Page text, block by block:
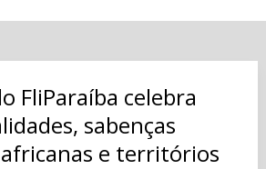
FliParaíba celebra
sabenças
e territórios